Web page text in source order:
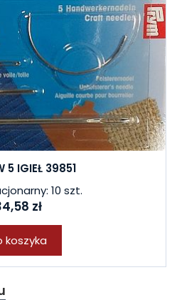
5 IGIEŁ 39851
10 szt.
zł
koszyka